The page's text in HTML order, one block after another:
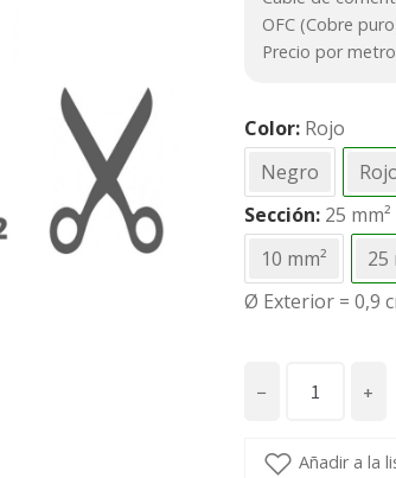
OFC (Cobre
Precio por
Color Rojo
Negro
Sección 25 mm²
10 mm²
25
Ø Exterior = 0,9
−
corriente
+
Añadir a la